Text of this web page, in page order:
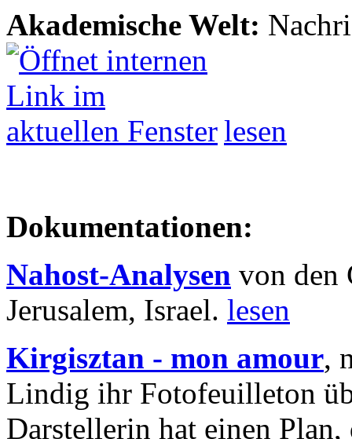
Akademische Welt:
lesen
Dokumentationen:
Nahost-Analysen von den
Jerusalem, Israel. lesen
Kirgisztan - mon amour,
Lindig ihr Fotofeuilleton
Darstellerin hat einen Plan,